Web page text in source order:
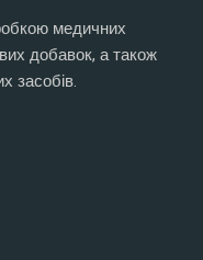
медичних
добавок, а також
засобів.